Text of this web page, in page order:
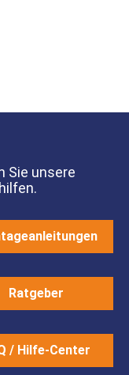
Sie unsere
Ratgeber
/ Hilfe-Center